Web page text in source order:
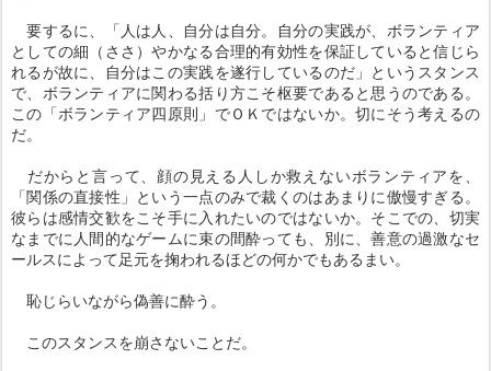
要するに、「人は人、自分は自分。自分の実践が、ボランティア
としての細（ささ）やかなる合理的有効性を保証していると信じら
れるが故に、自分はこの実践を遂行しているのだ」というスタンス
で、ボランティアに関わる括り方こそ枢要であると思うのである。
この「ボランティア四原則」でＯＫではないか。切にそう考えるの
だ。
だからと言って、顔の見える人しか救えないボランティアを、
「関係の直接性」という一点のみで裁くのはあまりに傲慢すぎる。
彼らは感情交歓をこそ手に入れたいのではないか。そこでの、切実
なまでに人間的なゲームに束の間酔っても、別に、善意の過激なセ
ールスによって足元を掬われるほどの何かでもあるまい。
恥じらいながら偽善に酔う。
このスタンスを崩さないことだ。